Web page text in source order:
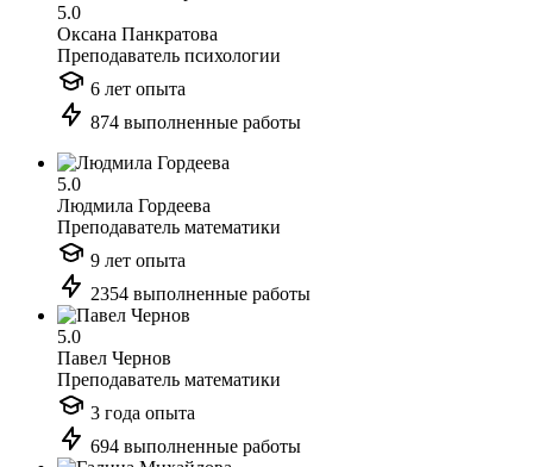
5.0
Оксана Панкратова
Преподаватель психологии
6 лет опыта
874 выполненные работы
5.0
Людмила Гордеева
Преподаватель математики
9 лет опыта
2354 выполненные работы
5.0
Павел Чернов
Преподаватель математики
3 года опыта
694 выполненные работы